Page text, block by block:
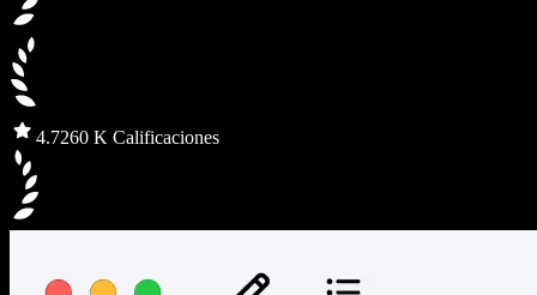
4.7260 K Calificaciones